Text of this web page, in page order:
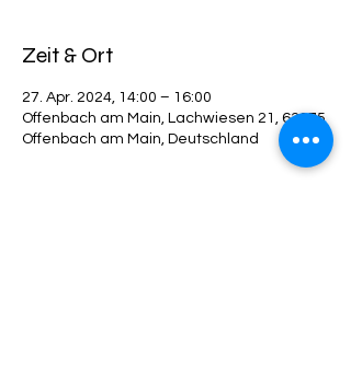
Zeit & Ort
27. Apr. 2024, 14:00 – 16:00
Offenbach am Main, Lachwiesen 21, 63075
Offenbach am Main, Deutschland